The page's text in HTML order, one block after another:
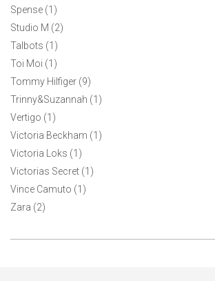
Spense (1)
Studio M (2)
Talbots (1)
Toi Moi (1)
Tommy Hilfiger (9)
Trinny&Suzannah (1)
Vertigo (1)
Victoria Beckham (1)
Victoria Loks (1)
Victorias Secret (1)
Vince Camuto (1)
Zara (2)